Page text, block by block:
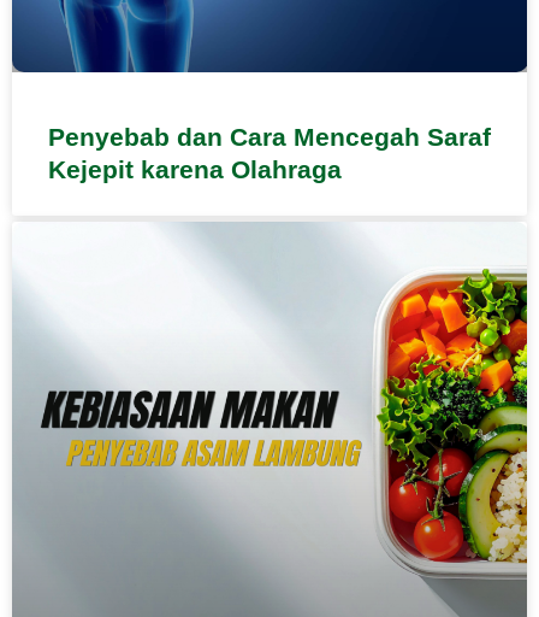
Penyebab dan Cara Mencegah Saraf
Kejepit karena Olahraga